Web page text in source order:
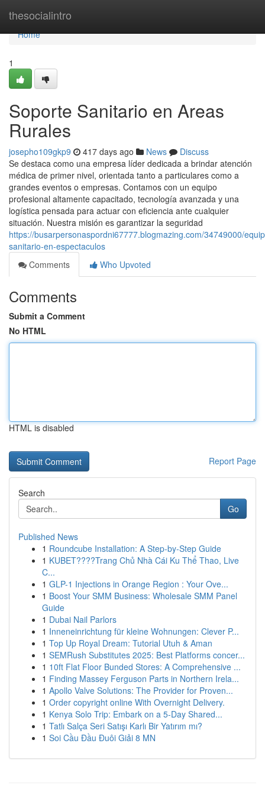
thesocialintro
Home
Home
1
Soporte Sanitario en Areas
Rurales
josepho109gkp9 417 days ago News
Discuss
Se destaca como una empresa líder dedicada a brindar atención
médica de primer nivel, orientada tanto a particulares como a
grandes eventos o empresas. Contamos con un equipo
profesional altamente capacitado, tecnología avanzada y una
logística pensada para actuar con eficiencia ante cualquier
situación. Nuestra misión es garantizar la seguridad
https://busarpersonaspordni67777.blogmazing.com/34749000/
sanitario-en-espectaculos
Comments
Who Upvoted
Comments
Submit a Comment
No HTML
HTML is disabled
Report Page
Search
Go
Published News
1 Roundcube Installation: A Step-by-Step Guide
1 KUBET????️Trang Chủ Nhà Cái Ku Thể Thao, Live
C...
1 GLP-1 Injections in Orange Region : Your Ove...
1 Boost Your SMM Business: Wholesale SMM Panel
Guide
1 Dubai Nail Parlors
1 Inneneinrichtung für kleine Wohnungen: Clever P...
1 Top Up Royal Dream: Tutorial Utuh & Aman
1 SEMRush Substitutes 2025: Best Platforms concer...
1 10ft Flat Floor Bunded Stores: A Comprehensive ...
1 Finding Massey Ferguson Parts in Northern Irela...
1 Apollo Valve Solutions: The Provider for Proven...
1 Order copyright online With Overnight Delivery.
1 Kenya Solo Trip: Embark on a 5-Day Shared...
1 Tatlı Salça Seri Satışı Karlı Bir Yatırım mı?
1 Soi Cầu Đầu Đuôi Giải 8 MN